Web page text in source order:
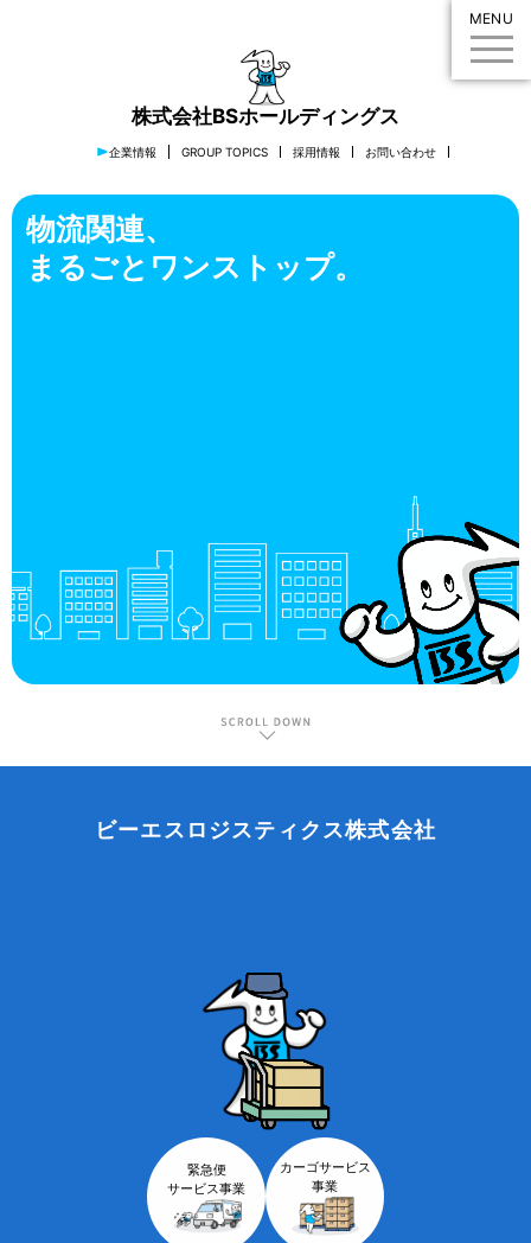
株式会社BSホールディングス
企業情報 GROUP TOPICS 採用情報 お問い合わせ
MENU
物流関連、
まるごとワンストップ。
ビーエスロジスティクス株式会社
緊急便
サービス事業
カーゴサービス
事業